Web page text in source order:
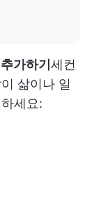
가하기 세컨
삶이나 일
세요: